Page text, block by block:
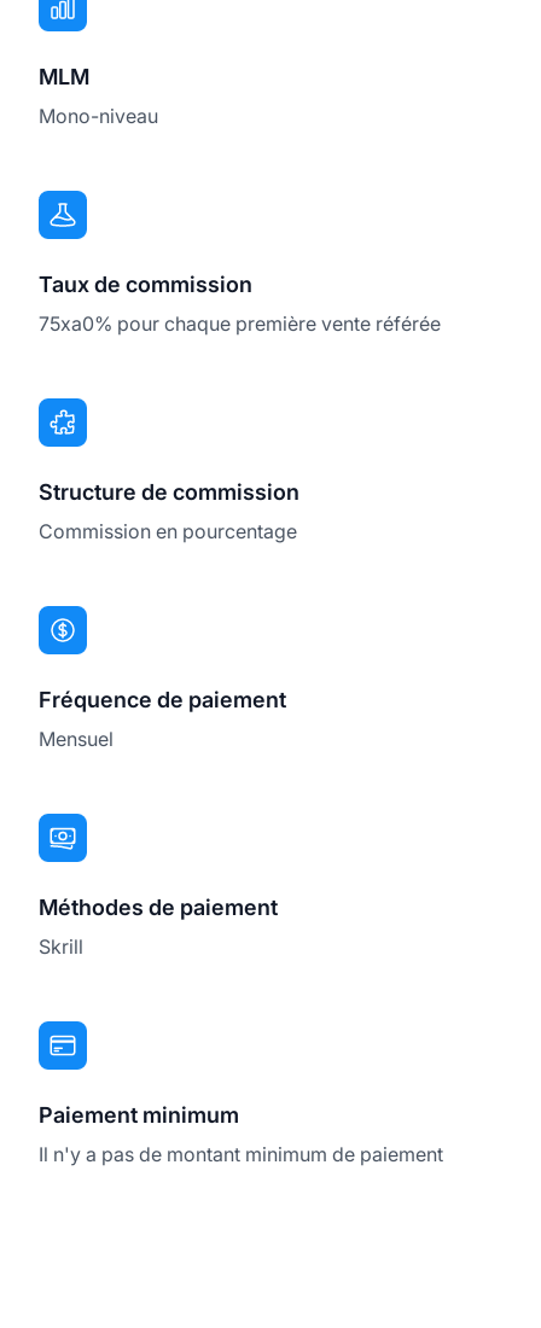
MLM
Mono-niveau
Taux de commission
75xa0% pour chaque première vente référée
Structure de commission
Commission en pourcentage
Fréquence de paiement
Mensuel
Méthodes de paiement
Skrill
Paiement minimum
Il n'y a pas de montant minimum de paiement